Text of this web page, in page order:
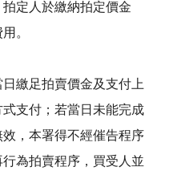
定人於繳納拍定價金
。
日繳足拍賣價金及支付上
支付；若當日未能完成
，本署得不經催告程序
為拍賣程序，買受人並